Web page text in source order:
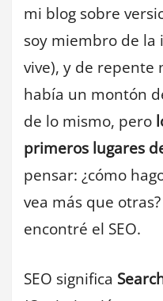
mi blog sobre
soy miembro de
vive), y de repente
había un montón
de lo mismo, pero
primeros lugares
pensar: ¿cómo
vea más que
encontré el SEO.
SEO significa